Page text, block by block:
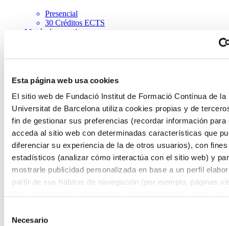
Esta página web usa cookies
El sitio web de Fundació Institut de Formació Contínua de la
Universitat de Barcelona utiliza cookies propias y de
fin de gestionar sus preferencias (recordar información para
acceda al sitio web con determinadas características que
diferenciar su experiencia de la de otros usuarios), con fines
estadísticos (analizar cómo interactúa con el sitio web) y
mostrarle publicidad personalizada en base a un perfil
partir de sus hábitos de navegación (por ejemplo, páginas
Necesario
Presencial
30 Créditos ECTS
Matrícula cerrada
Interdisciplinaria
Manejo de Pacientes con Apoyo de Oxigenación
por Membrana Extracorpórea (ECMO)
Presencial
3 Créditos ECTS
Matrícula cerrada
Añadir a favoritos
Ciencias del Comportamiento y Psicología
Estrategias de Curas al final de la Vida
Presencial
Matrícula cerrada